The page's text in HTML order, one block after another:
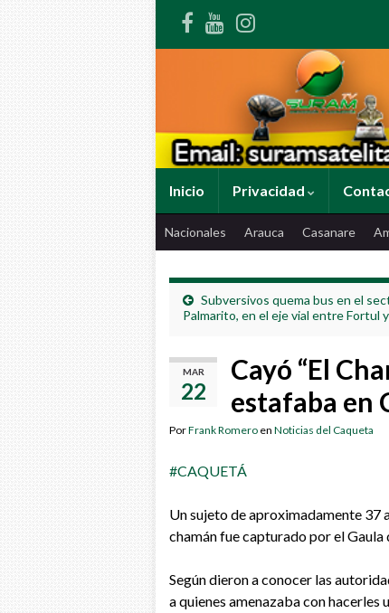
Inicio Privacidad
Nacionales Arauca Casanare
Subversivos quema bus en el
Palmarito, en el eje vial entre Fortul
MAR
22
Cayó “El
estafaba en
PorFrank Romero en Noticias del Caqueta
#CAQUETÁ
Un sujeto de aproximadamente 37
chamán fue capturado por el
Según dieron a conocer las
a quienes amenazaba con